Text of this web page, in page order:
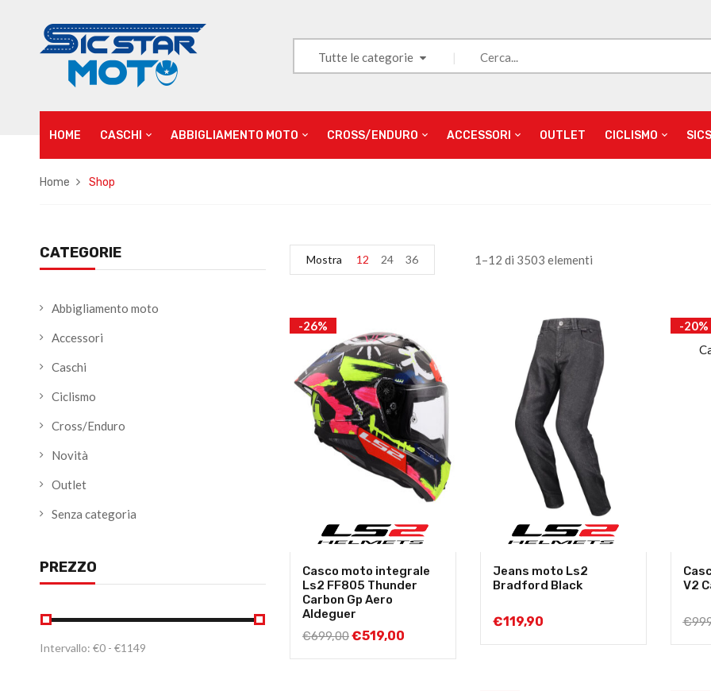
Tutte le categorie
HOME CASCHI ABBIGLIAMENTO MOTO CROSS/ENDURO ACCESSORI OUTLET CICLISMO
Home Shop
CATEGORIE
Abbigliamento moto
Accessori
Caschi
Ciclismo
Cross/Enduro
Novità
Outlet
Senza categoria
PREZZO
Intervallo: €0 - €1149
1–12 di 3503 elementi
Mostra 12 24 36
-26%
Casco moto integrale
Ls2 FF805 Thunder
Carbon Gp Aero
Aldeguer
€699,00€519,00
Jeans moto Ls2
Bradford Black
€119,90
-20%
V2
€